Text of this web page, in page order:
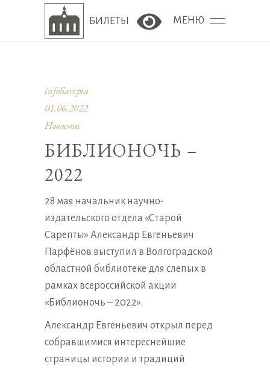
БИЛЕТЫ Версия сайта для
МЕНЮ
infoSarepta
01.06.2022
Новости
БИБЛИОНОЧЬ –
2022
28 мая начальник научно-
издательского отдела «Старой
Сарепты» Александр Евгеньевич
Парфёнов выступил в Волгоградской
областной библиотеке для слепых в
рамках всероссийской акции
«Библионочь – 2022».
Александр Евгеньевич открыл перед
собравшимися интереснейшие
страницы истории и традиций